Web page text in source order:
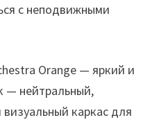
с неподвижными
Orange — яркий и
— нейтральный,
каркас для